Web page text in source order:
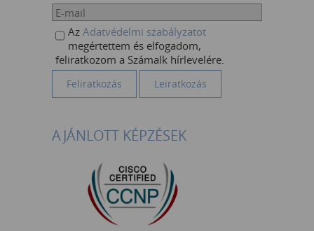
Az Adatvédelmi szabályzatot
megértettem és elfogadom,
feliratkozom a Számalk hírlevelére.
AJÁNLOTT KÉPZÉSEK